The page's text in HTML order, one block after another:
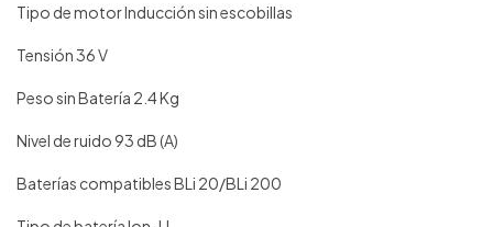
Tipo de motorInducción sin escobillas
Tensión36 V
Peso sin Batería 2.4 Kg
Nivel de ruido93 dB (A)
Baterías compatiblesBLi 20/BLi 200